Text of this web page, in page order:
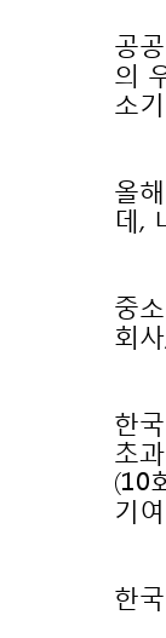
소
데,
회
기여
한